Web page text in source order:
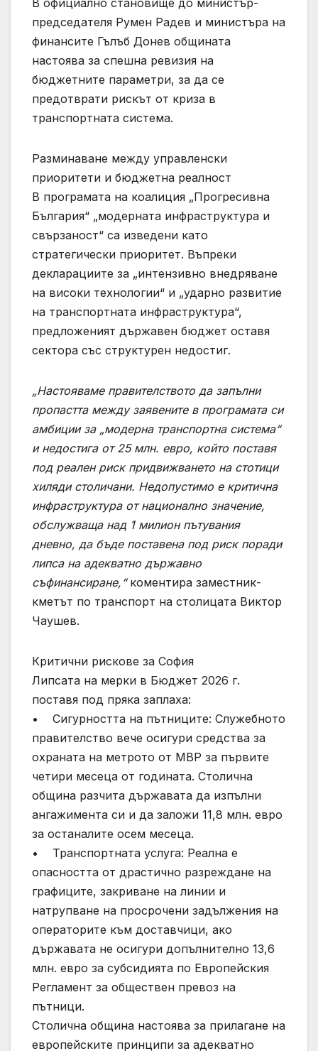
председателя Румен Радев и министъра на
финансите Гълъб Донев общината
настоява за спешна ревизия на
бюджетните параметри, за да се
предотврати рискът от криза в
транспортната система.
Разминаване между управленски
приоритети и бюджетна реалност
В програмата на коалиция „Прогресивна
България“ „модерната инфраструктура и
свързаност“ са изведени като
стратегически приоритет. Въпреки
декларациите за „интензивно внедряване
на високи технологии“ и „ударно развитие
на транспортната инфраструктура“,
предложеният държавен бюджет оставя
сектора със структурен недостиг.
„Настояваме правителството да запълни
пропастта между заявените в програмата си
амбиции за „модерна транспортна система“
и недостига от 25 млн. евро, който поставя
под реален риск придвижването на стотици
хиляди столичани. Недопустимо е критична
инфраструктура от национално значение,
обслужваща над 1 милион пътувания
дневно, да бъде поставена под риск поради
липса на адекватно държавно
съфинансиране,“коментира заместник-
кметът по транспорт на столицата Виктор
Чаушев.
Критични рискове за София
Липсата на мерки в Бюджет 2026 г.
поставя под пряка заплаха:
• Сигурността на пътниците: Служебното
правителство вече осигури средства за
охраната на метрото от МВР за първите
четири месеца от годината. Столична
община разчита държавата да изпълни
ангажимента си и да заложи 11,8 млн. евро
за останалите осем месеца.
• Транспортната услуга: Реална е
опасността от драстично разреждане на
графиците, закриване на линии и
натрупване на просрочени задължения на
операторите към доставчици, ако
държавата не осигури допълнително 13,6
млн. евро за субсидията по Европейския
Регламент за обществен превоз на
пътници.
Столична община настоява за прилагане на
европейските принципи за адекватно